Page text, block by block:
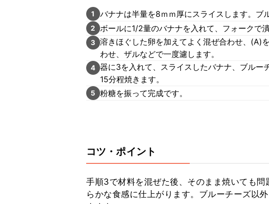
1 バナナは半量を8ｍｍ厚にスライスします。ブ
2 ボールに1/2量のバナナを入れて、フォークで潰
3 溶きほぐした卵を加えてよく混ぜ合わせ、(A)
わせ、ザルなどで一度濾します。
4 器に3を入れて、スライスしたバナナ、ブル
15分程焼きます。
5 粉糖を振って完成です。
コツ・ポイント
手順3で材料を混ぜた後、そのまま焼いても
らかな食感に仕上がります。ブルーチーズ以